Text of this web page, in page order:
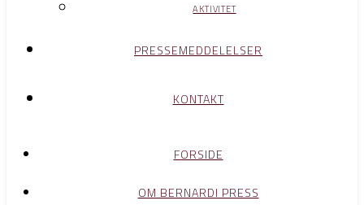
AKTIVITET
PRESSEMEDDELELSER
KONTAKT
FORSIDE
OM BERNARDI PRESS